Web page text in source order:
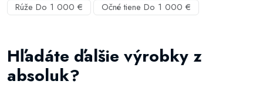
Rúže Do 1 000 €
Očné tiene Do 1 000 €
Hľadáte ďalšie výrobky z
absoluk?